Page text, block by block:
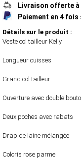
Livraison offerte
Paiement en 4 fois
Détails sur le produit :
Veste col tailleur Kelly
Longueur cuisses
Grand col tailleur
Ouverture avec double
Deux poches avec rabats
Drap de laine mélangée
Coloris rose parme